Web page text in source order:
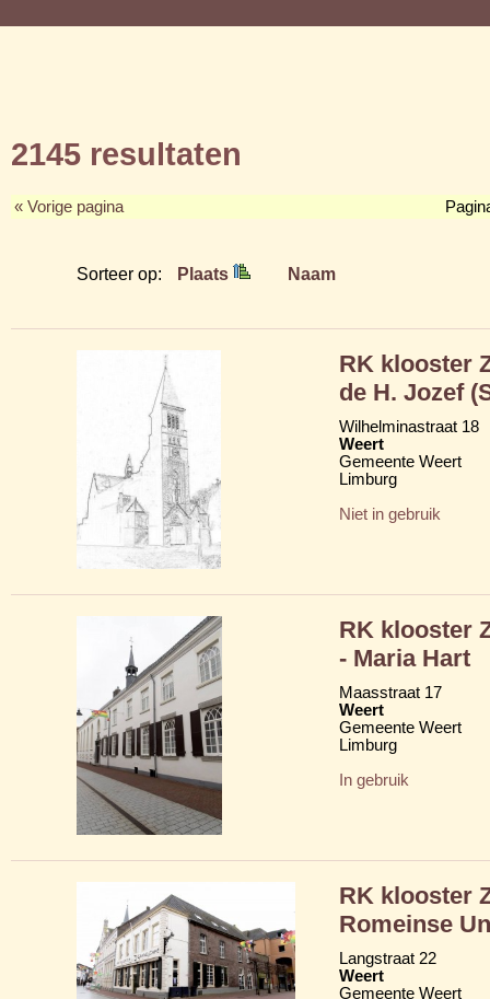
2145 resultaten
« Vorige pagina
Sorteer op: Plaats Naam
RK klooster
de H. Jozef
Wilhelminastraat 18
Weert
Gemeente Weert
Limburg
Niet in gebruik
RK klooster
- Maria Hart
Maasstraat 17
Weert
Gemeente Weert
Limburg
In gebruik
RK klooster
Romeinse
Langstraat 22
Weert
Gemeente Weert